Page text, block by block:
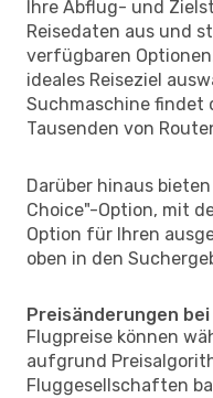
Ihre Abflug- und
Reisedaten aus und
verfügbaren
ideales Reiseziel
Suchmaschine findet
Tausenden von
Darüber hinaus
Choice"-Option, mit
Option für Ihren
oben in den
Preisänderungen
Flugpreise können
aufgrund
Fluggesellschaften